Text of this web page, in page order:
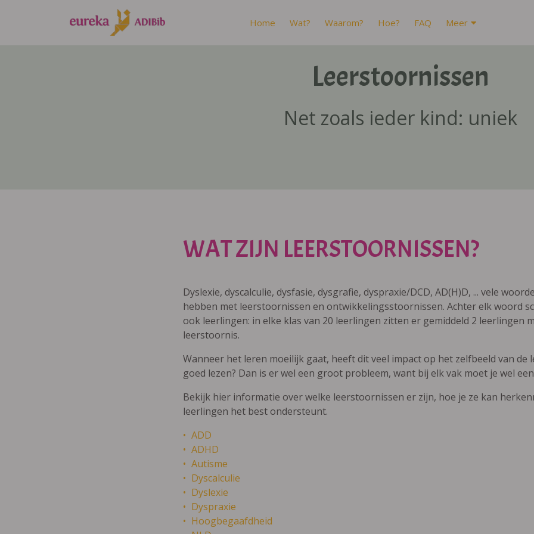
Home Wat? Waarom? Hoe? FAQ Meer
Leerstoornissen
Net zoals ieder kind: uniek
WAT ZIJN LEERSTOORNISSEN?
Dyslexie, dyscalculie, dysfasie, dysgrafie, dyspraxie/DCD, AD(H)D, ... vele
hebben met leerstoornissen en ontwikkelingsstoornissen. Achter elk woord
ook leerlingen: in elke klas van 20 leerlingen zitten er gemiddeld 2 leerlingen
leerstoornis.
Wanneer het leren moeilijk gaat, heeft dit veel impact op het zelfbeeld van de
goed lezen? Dan is er wel een groot probleem, want bij elk vak moet je wel
Bekijk hier informatie over welke leerstoornissen er zijn, hoe je ze kan
leerlingen het best ondersteunt.
ADD
ADHD
Autisme
Dyscalculie
Dyslexie
Dyspraxie
Hoogbegaafdheid